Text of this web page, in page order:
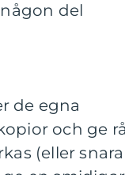
del
de egna
och ge
(eller